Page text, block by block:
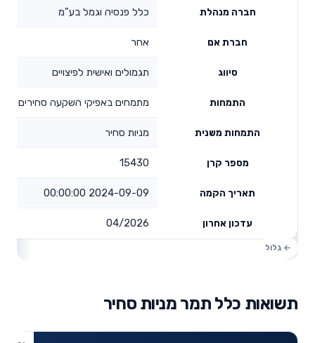
חברה מנהלת כלל פנסיה וגמל בע"מ
חברת אם אחר
סיווג תגמולים ואישית לפיצויים
התמחות מתמחים באפיקי השקעה סחירים
התמחות משנית מניות סחיר
מספר קרן 15430
תאריך הקמה 2024-09-09 00:00:00
עדכון אחרון 04/2026
תשואות כלל תמר מניות סחיר